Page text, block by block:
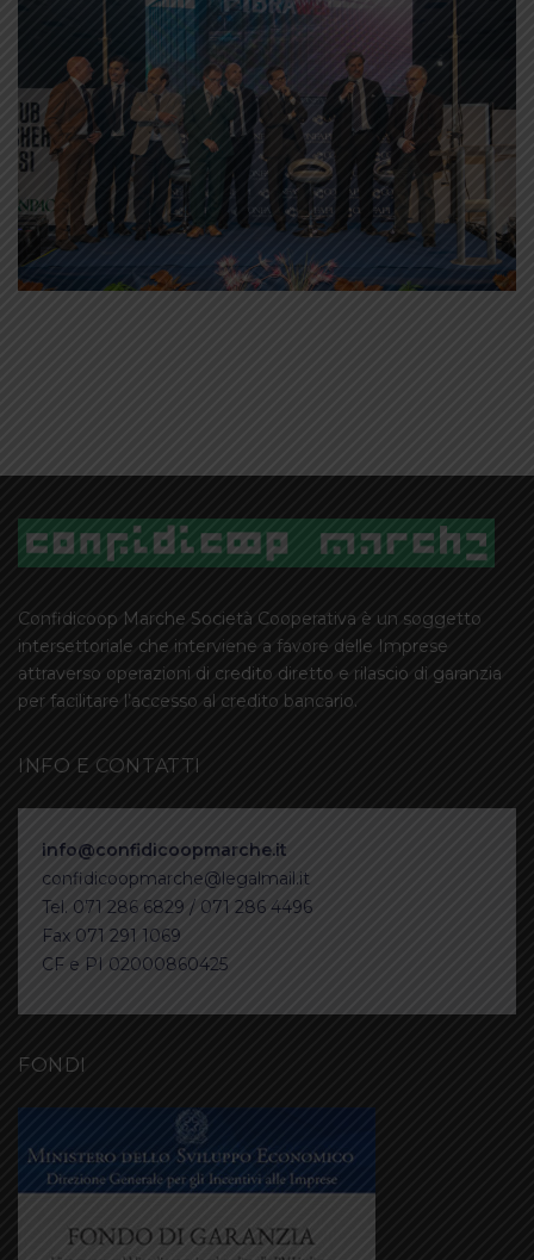
Confidicoop Marche Società Cooperativa è un soggetto
intersettoriale che interviene a favore delle Imprese
attraverso operazioni di credito diretto e rilascio di garanzia
per facilitare l’accesso al credito bancario.
INFO E CONTATTI
info@confidicoopmarche.it
confidicoopmarche@legalmail.it
Tel. 071 286 6829 / 071 286 4496
Fax 071 291 1069
CF e PI 02000860425
FONDI